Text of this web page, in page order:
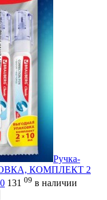
Ручка-
КОМПЛЕКТ 2
131 09 в наличии